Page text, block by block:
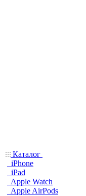
Каталог
iPhone
iPad
Apple Watch
Apple AirPods